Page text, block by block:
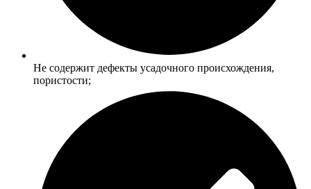
Не содержит дефекты усадочного происхождения,
пористости;